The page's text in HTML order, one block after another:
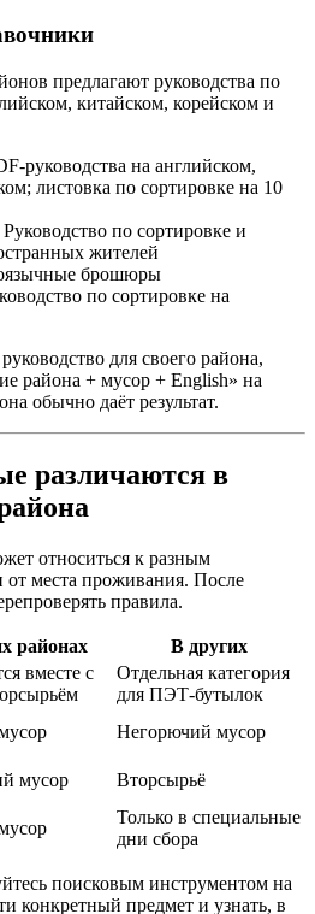
предлагают руководства по
китайском, корейском и
руководства на английском,
листовка по сортировке на 10
по сортировке и
жителей
брошюры
по сортировке на
для своего района,
района + мусор + English» на
обычно даёт результат.
различаются в
относиться к разным
от места проживания. После
правила.
районах
В других
вместе с
Отдельная категория
для ПЭТ-бутылок
Негорючий мусор
мусор
Вторсырьё
Только в специальные
дни сбора
поисковым инструментом на
конкретный предмет и узнать, в